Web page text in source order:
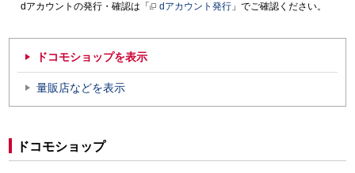
dアカウントの発行・確認は「
dアカウント発行 」でご確認ください。
ドコモショップを表示
量販店などを表示
ドコモショップ